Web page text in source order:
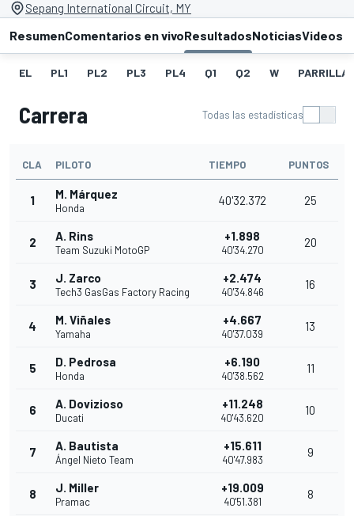
Sepang International Circuit, MY
ResumenComentarios en vivoResultadosNoticiasVideos
EL PL1 PL2 PL3 PL4 Q1 Q2 W PARRILLA
Carrera Todas las estadísticas
CLA PILOTO TIEMPO PUNTOS
1 M. Márquez
Honda
40'32.372 25
2 A. Rins
Team Suzuki MotoGP
+1.898
40'34.270
20
3 J. Zarco
Tech3 GasGas Factory Racing
+2.474
40'34.846
16
4 M. Viñales
Yamaha
+4.667
40'37.039
13
5 D. Pedrosa
Honda
+6.190
40'38.562
11
6 A. Dovizioso
Ducati
+11.248
40'43.620
10
7 A. Bautista
Ángel Nieto Team
+15.611
40'47.983
9
8 J. Miller
Pramac
+19.009
40'51.381
8